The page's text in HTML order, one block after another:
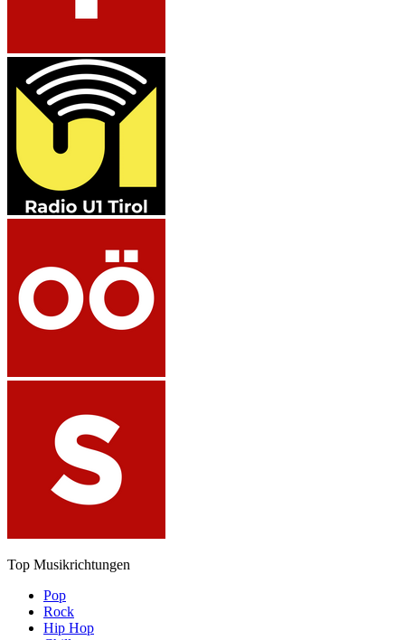
Top Musikrichtungen
Pop
Rock
Hip Hop